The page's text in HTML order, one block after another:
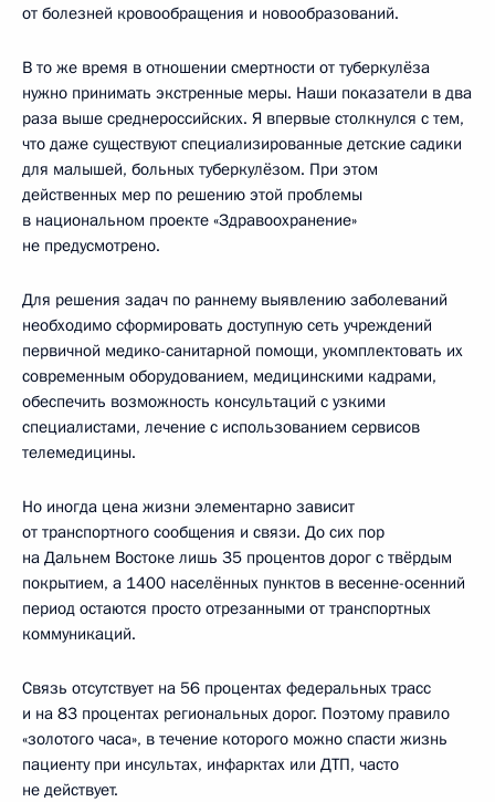
от болезней кровообращения и новообразований.
В то же время в отношении смертности от туберкулёза
нужно принимать экстренные меры. Наши показатели в два
раза выше среднероссийских. Я впервые столкнулся с тем,
что даже существуют специализированные детские садики
для малышей, больных туберкулёзом. При этом
действенных мер по решению этой проблемы
в национальном проекте «Здравоохранение»
не предусмотрено.
Для решения задач по раннему выявлению заболеваний
необходимо сформировать доступную сеть учреждений
первичной медико-санитарной помощи, укомплектовать их
современным оборудованием, медицинскими кадрами,
обеспечить возможность консультаций с узкими
специалистами, лечение с использованием сервисов
телемедицины.
Но иногда цена жизни элементарно зависит
от транспортного сообщения и связи. До сих пор
на Дальнем Востоке лишь 35 процентов дорог с твёрдым
покрытием, а 1400 населённых пунктов в весенне-осенний
период остаются просто отрезанными от транспортных
коммуникаций.
Связь отсутствует на 56 процентах федеральных трасс
и на 83 процентах региональных дорог. Поэтому правило
«золотого часа», в течение которого можно спасти жизнь
пациенту при инсультах, инфарктах или ДТП, часто
не действует.